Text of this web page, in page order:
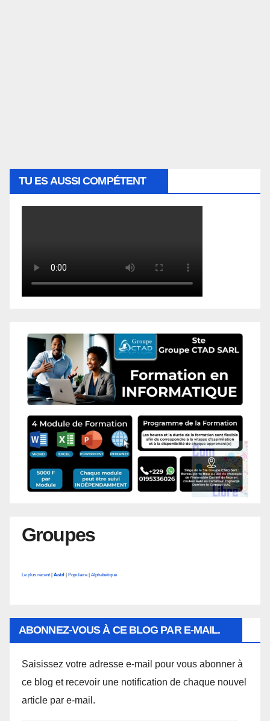
TU ES AUSSI COMPÉTENT
Groupes
Le plus récent | Actif | Populaire | Alphabétique
ABONNEZ-VOUS À CE BLOG PAR E-MAIL.
Saisissez votre adresse e-mail pour vous abonner à
ce blog et recevoir une notification de chaque nouvel
article par e-mail.